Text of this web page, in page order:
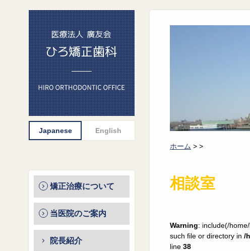
矯正治療について
当医院のご案内
院長紹介
ホーム > >
相談室
Warning: include(/
such file or directory in /
line 38